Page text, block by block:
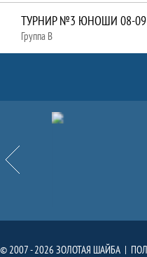
ТУРНИР №3 ЮНОШИ 08-09
Группа B
Назад
Партнёры
© 2007 - 2026 ЗОЛОТАЯ ШАЙБА |